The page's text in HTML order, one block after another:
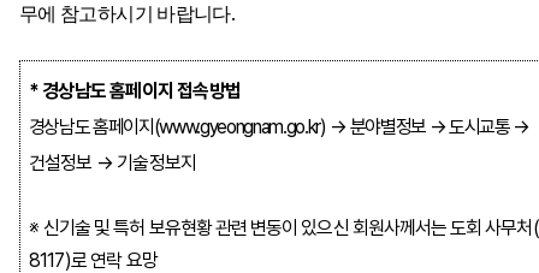
무에 참고하시기 바랍니다.
*경상남도 홈페이지 접속방법
경상남도 홈페이지(www.gyeongnam.go.kr) →분야별정보 → 도시교통 →
건설정보 → 기술정보지
※ 신기술 및 특허 보유현황 관련 변동이 있으신 회원사께서는 도회 사무처
8117)로 연락 요망